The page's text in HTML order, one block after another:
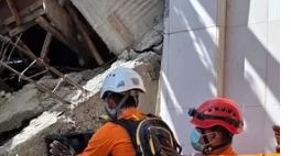
Việt Nam
thử thách lớn trong ngày tái
27